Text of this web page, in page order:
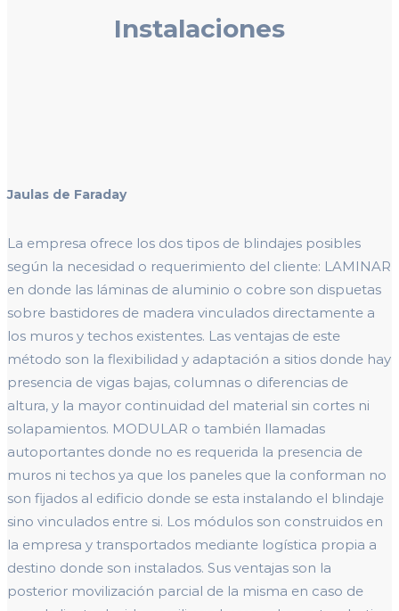
Instalaciones
Jaulas de Faraday
La empresa ofrece los dos tipos de blindajes posibles
según la necesidad o requerimiento del cliente: LAMINAR
en donde las láminas de aluminio o cobre son dispuetas
sobre bastidores de madera vinculados directamente a
los muros y techos existentes. Las ventajas de este
método son la flexibilidad y adaptación a sitios donde hay
presencia de vigas bajas, columnas o diferencias de
altura, y la mayor continuidad del material sin cortes ni
solapamientos. MODULAR o también llamadas
autoportantes donde no es requerida la presencia de
muros ni techos ya que los paneles que la conforman no
son fijados al edificio donde se esta instalando el blindaje
sino vinculados entre si. Los módulos son construidos en
la empresa y transportados mediante logística propia a
destino donde son instalados. Sus ventajas son la
posterior movilización parcial de la misma en caso de